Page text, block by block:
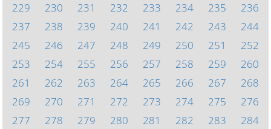
229
230 231 232 233 234 235
236
237
238 239 240 241 242 243
244
245
246 247 248 249 250 251
252
253
254 255 256 257 258 259
260
261
262 263 264 265 266 267
268
269
270 271 272 273 274 275
276
277
278 279 280 281 282 283
284